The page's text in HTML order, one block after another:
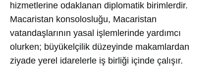
hizmetlerine odaklanan diplomatik birimlerdir.
Macaristan konsolosluğu, Macaristan
vatandaşlarının yasal işlemlerinde yardımcı
olurken; büyükelçilik düzeyinde makamlardan
ziyade yerel idarelerle iş birliği içinde çalışır.